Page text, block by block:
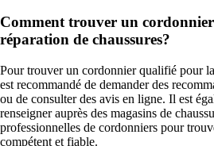
Comment trouver un
réparation de chaussures?
Pour trouver un cordonnier qualifié pour
est recommandé de demander des
ou de consulter des avis en ligne. Il est
renseigner auprès des magasins de
professionnelles de cordonniers pour
compétent et fiable.